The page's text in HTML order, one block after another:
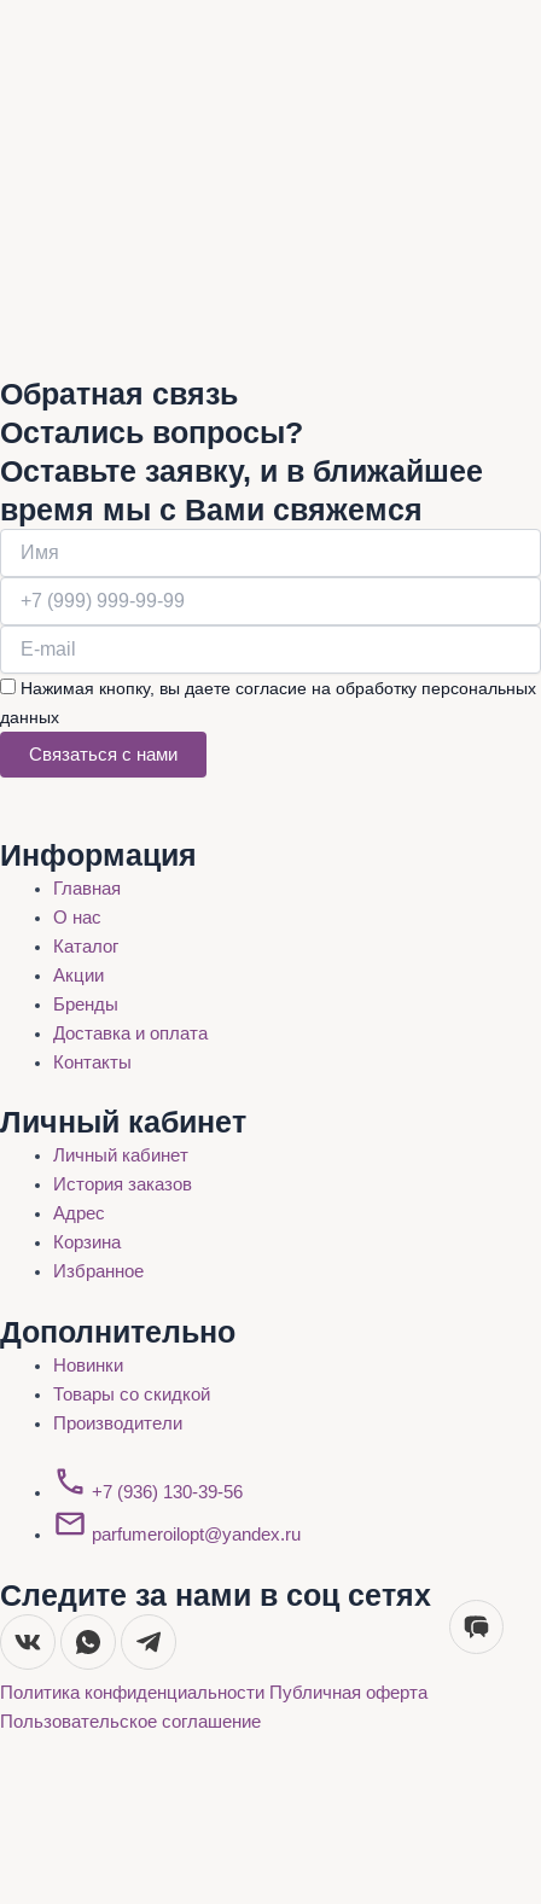
Обратная связь
Остались вопросы?
Оставьте заявку, и в ближайшее
время мы с Вами свяжемся
Нажимая кнопку, вы даете согласие на обработку персональных
данных
Связаться с нами
Информация
Главная
О нас
Каталог
Акции
Бренды
Доставка и оплата
Контакты
Личный кабинет
Личный кабинет
История заказов
Адрес
Корзина
Избранное
Дополнительно
Новинки
Товары со скидкой
Производители
+7 (936) 130-39-56
parfumeroilopt@yandex.ru
Следите за нами в соц сетях
Политика конфиденциальности Публичная оферта
Пользовательское соглашение